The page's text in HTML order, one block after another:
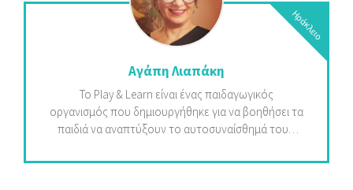
οργανώνοντάς την σε γραφήματα και πίνακες. Με
αυτόν τον τρόπο, παρέχει στον χρήστη πολύτιμες
πληροφορίες που μπορούν να χρησιμοποιηθούν
για τη βελτίωση της καθημερινής εργασίας του και
την αύξηση της αποδοτικότητάς του.
Ηράκλειο
Αγάπη Λιαπάκη
Το Play & Learn είναι ένας παιδαγωγικός
οργανισμός που δημιουργήθηκε για να βοηθήσει τα
παιδιά να αναπτύξουν το αυτοσυναίσθημά τους.
τους επιτρέπεται να κάνουν λάθη, παίρνουν